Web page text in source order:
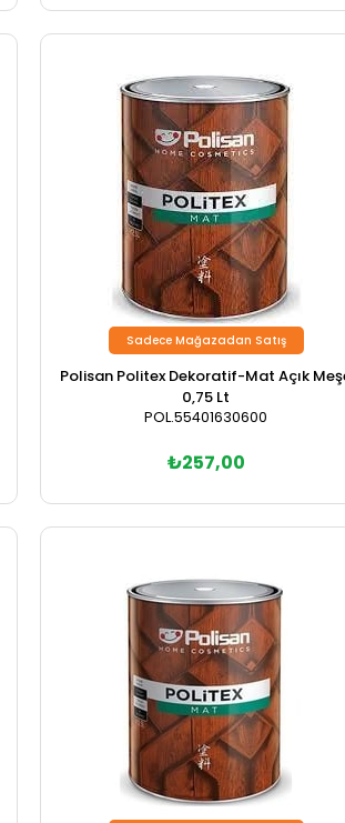
Polisan Politex Dekoratif-Mat Açık
0,75 Lt
POL.55401630600
₺257,00
Sadece Mağazadan Satış